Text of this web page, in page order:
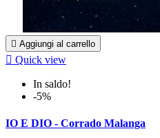
 Aggiungi al carrello
 Quick view
In saldo!
-5%
IO E DIO - Corrado Malanga